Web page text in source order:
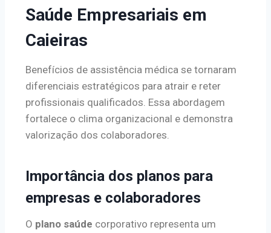
Saúde Empresariais em
Caieiras
Benefícios de assistência médica se tornaram
diferenciais estratégicos para atrair e reter
profissionais qualificados. Essa abordagem
fortalece o clima organizacional e demonstra
valorização dos colaboradores.
Importância dos planos para
empresas e colaboradores
O plano saúde corporativo representa um